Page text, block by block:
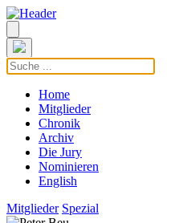
Home
Mitglieder
Chronik
Archiv
Die Jury
Nominieren
English
Mitglieder Spezial